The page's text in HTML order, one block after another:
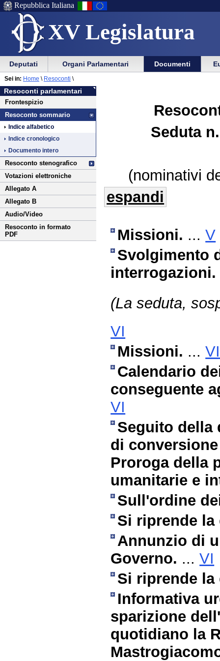
XV Legislatura
Menu
di
ausilio
alla
navigazione
Vai
Menu
di
navigazione
principale
Repubblica Italiana
Menu
di
navigazione
principale
Vai
menu
di
sezione
Deputati Organi Parlamentari Documenti
Vai
al
contenuto
Resoconti parlamentari
Frontespizio
Resoconto sommario
Indice alfabetico
Indice cronologico
Documento intero
Resoconto stenografico
Votazioni elettroniche
Allegato A
Allegato B
Audio/Video
Resoconto in formato
PDF
Sei in: Home \ Resoconti \
Seduta
(nominativi
espandi
Missioni. ...V
Svolgimento
interrogazioni.
(La seduta,
VI
Missioni. ...VI
Calendario
conseguente
VI
Seguito della
di
Proroga della
umanitarie e
Sull'ordine
Si riprende
Annunzio di
Governo. ...VI
Si riprende
Informativa
sparizione
quotidiano la